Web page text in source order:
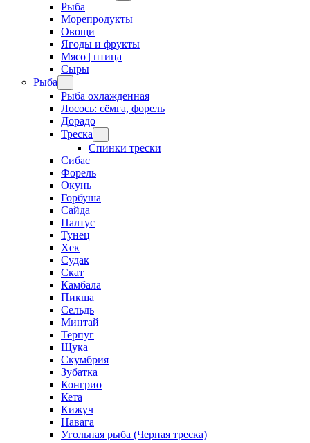
Рыба
Морепродукты
Овощи
Ягоды и фрукты
Мясо | птица
Сыры
Рыба
Рыба охлажденная
Лосось: сёмга, форель
Дорадо
Треска
Спинки трески
Сибас
Форель
Окунь
Горбуша
Сайда
Палтус
Тунец
Хек
Судак
Скат
Камбала
Пикша
Сельдь
Минтай
Терпуг
Щука
Скумбрия
Зубатка
Конгрио
Кета
Кижуч
Навага
Угольная рыба (Черная треска)